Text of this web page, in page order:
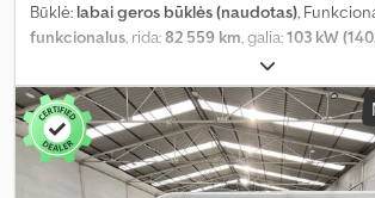
Būklė: labai geros būklės (naudotas),
funkcionalus, rida:82 559 km, galia:103 kW
, sėdimų vietų skaičius:4
tipas:mechaninis, spalva:balta, bendras ilgis:5
plotis:2 050 mm, bendras aukštis:2 730 mm,
ašys, emisijos klasė:Euro 6, kuro bako talpa:90 l
3 500 kg, tuščias svoris:2 700 kg, vairuotojo
ankstesnių savininkų skaičius:1, Gamybos metai: